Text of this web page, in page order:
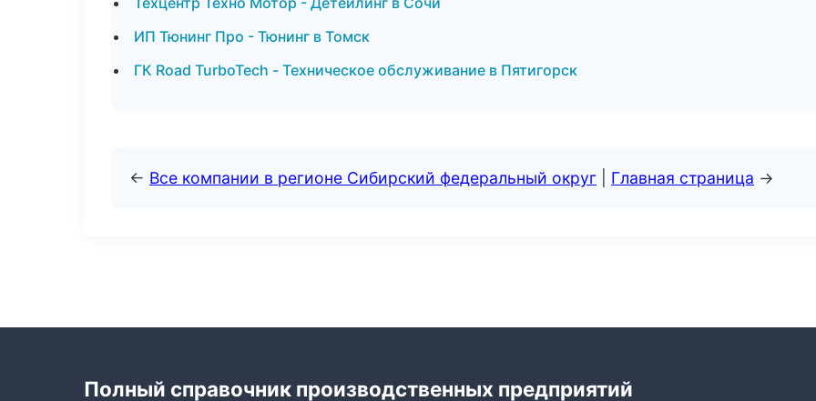
ИП Тюнинг Про - Тюнинг в Томск
ГК Road TurboTech - Техническое обслуживание в Пятигорск
← Все компании в регионе Сибирский федеральный округ Главная страница →
Полный справочник производственных предприятий